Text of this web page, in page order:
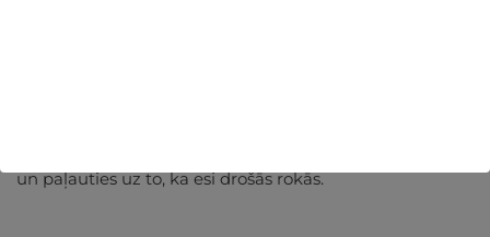
un paļauties uz to, ka esi drošās rokās.